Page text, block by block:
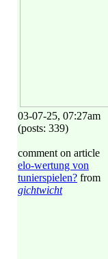
03-07-25, 07:27am
(posts: 339)
comment on article
elo-wertung von
tunierspielen? from
gichtwicht